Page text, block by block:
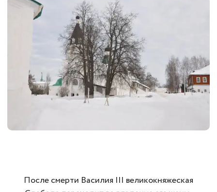
После смерти Василия III великокняжеская